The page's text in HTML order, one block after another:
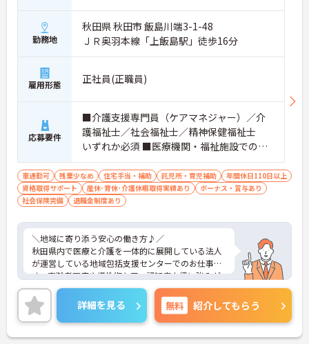
勤務地
秋田県 秋田市 飯島川端3-1-48
ＪＲ奥羽本線「上飯島駅」徒歩16分
雇用形態 正社員(正職員)
応募要件
■介護支援専門員（ケアマネジャー）／介
護福祉士／社会福祉士／精神保健福祉士
いずれか必須 ■医療機関・福祉施設での相
談業務や勤務経験あれば尚可
車通勤可 残業少なめ 住宅手当・補助 託児所・育児補助
年間休日110日以上
資格取得サポート
産休･育休･介護休暇取得実績あり
ボーナス・賞与あり
社会保険完備
退職金制度あり
＼地域に寄り添う安心の働き方♪／
秋田県内で医療と介護を一体的に展開している法人
が運営している地域包括支援センターでのお仕事で
す。高齢者医療や慢性期ケア、認知症支援に強みが
あり、病院・介護施設・在宅支援が連携しながら地
域を支えています。多職種と関わりながら、利用者
様やご家族に寄り添う支援ができる環境。働きやす
さにも配慮されており、無理なく長く続けられる体
制が整っています。
詳細を見る 無料 紹介してもらう